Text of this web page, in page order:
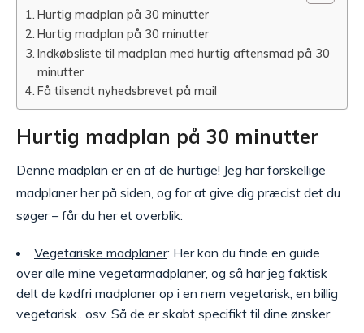
Hurtig madplan på 30 minutter
Hurtig madplan på 30 minutter
Indkøbsliste til madplan med hurtig aftensmad på 30
minutter
Få tilsendt nyhedsbrevet på mail
Hurtig madplan på 30 minutter
Denne madplan er en af de hurtige! Jeg har forskellige
madplaner her på siden, og for at give dig præcist det du
søger – får du her et overblik:
Vegetariske madplaner: Her kan du finde en guide
over alle mine vegetarmadplaner, og så har jeg faktisk
delt de kødfri madplaner op i en nem vegetarisk, en billig
vegetarisk.. osv. Så de er skabt specifikt til dine ønsker.